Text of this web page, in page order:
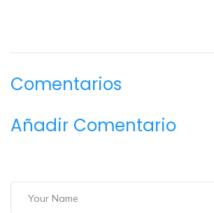
Comentarios
Añadir Comentario